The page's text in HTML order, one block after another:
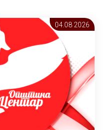
за времетраење од 3
на потпишувањето на
со најповолниот
04.08 2026